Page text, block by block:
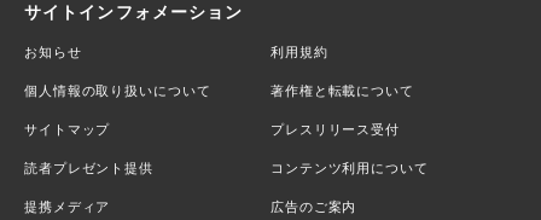
サイトインフォメーション
お知らせ 利用規約
個人情報の取り扱いについて 著作権と転載について
サイトマップ プレスリリース受付
読者プレゼント提供 コンテンツ利用について
提携メディア 広告のご案内